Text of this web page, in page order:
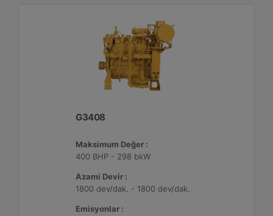
G3408
Maksimum Değer :
400 BHP - 298 bkW
Azami Devir :
1800 dev/dak. - 1800 dev/dak.
Emisyonlar :